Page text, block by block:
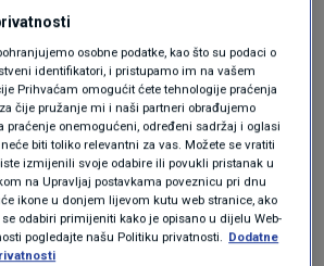
prije 2 mjeseci
ništetan, nego ništavan. To se
u Saboru jer je tvdio da
ne proizvode štetu, a zapravo
jer ne ispunjavaju uvjete za
poslova. To nije slučaj sa
te ljude nitko nije tjerao da ih
osobne podatke, kao što su podaci o
identifikatori, i pristupamo im na vašem
Prihvaćam omogućit ćete tehnologije praćenja
čije pružanje mi i naši partneri obrađujemo
praćenje onemogućeni, određeni sadržaj i oglasi
biti toliko relevantni za vas. Možete se vratiti
izmijenili svoje odabire ili povukli pristanak u
na Upravljaj postavkama poveznicu pri dnu
ikone u donjem lijevom kutu web stranice, ako
odabiri primijeniti kako je opisano u dijelu Web-
pogledajte našu Politiku privatnosti. Dodatne